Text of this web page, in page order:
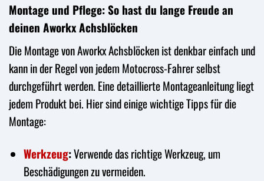
Montage und Pflege: So hast du lange Freude an
deinen Aworkx Achsblöcken
Die Montage von Aworkx Achsblöcken ist denkbar einfach und
kann in der Regel von jedem Motocross-Fahrer selbst
durchgeführt werden. Eine detaillierte Montageanleitung liegt
jedem Produkt bei. Hier sind einige wichtige Tipps für die
Montage:
Werkzeug:Verwende das richtige Werkzeug, um
Beschädigungen zu vermeiden.